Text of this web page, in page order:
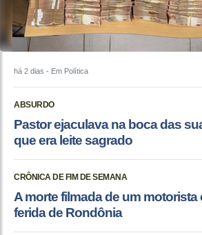
há 2 dias - Em Política
ABSURDO
Pastor ejaculava na boca das
que era leite sagrado
CRÔNICA DE FIM DE SEMANA
A morte filmada de um
ferida de Rondônia